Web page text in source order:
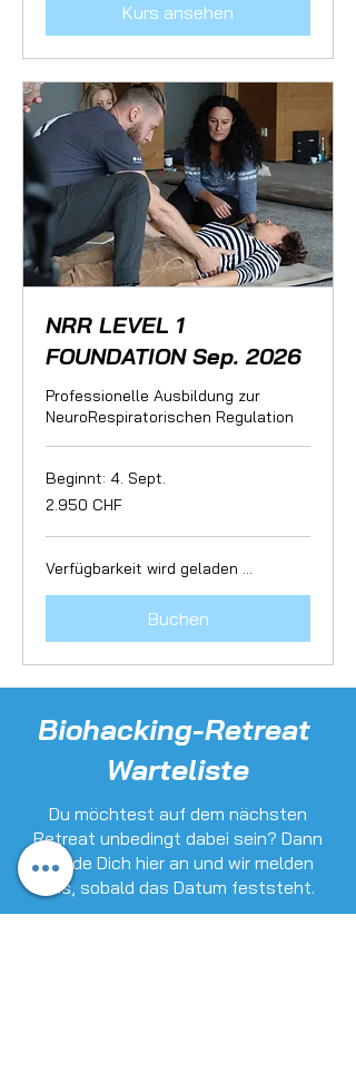
Kurs ansehen
NRR LEVEL 1
FOUNDATION Sep. 2026
Professionelle Ausbildung zur
NeuroRespiratorischen Regulation
Beginnt: 4. Sept.
2.950
Schweizer
2.950 CHF
Verfügbarkeit wird geladen ...
Buchen
Biohacking-Retreat
Warteliste
Du möchtest auf dem nächsten
Retreat unbedingt dabei sein? Dann
melde Dich hier an und wir melden
uns, sobald das Datum feststeht.